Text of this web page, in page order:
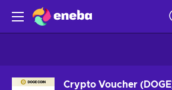
Crypto Voucher